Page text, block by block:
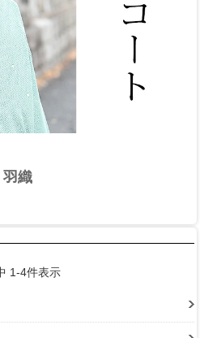
羽織
1-4件表示